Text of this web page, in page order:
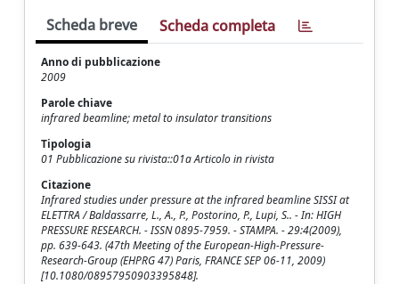
Scheda breve Scheda completa
Anno di pubblicazione
2009
Parole chiave
infrared beamline; metal to insulator transitions
Tipologia
01 Pubblicazione su rivista::01a Articolo in rivista
Citazione
Infrared studies under pressure at the infrared beamline SISSI at
ELETTRA / Baldassarre, L., A., P., Postorino, P., Lupi, S.. - In: HIGH
PRESSURE RESEARCH. - ISSN 0895-7959. - STAMPA. - 29:4(2009),
pp. 639-643. (47th Meeting of the European-High-Pressure-
Research-Group (EHPRG 47) Paris, FRANCE SEP 06-11, 2009)
[10.1080/08957950903395848].